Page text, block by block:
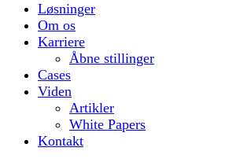
Løsninger
Om os
Karriere
Åbne stillinger
Cases
Viden
Artikler
White Papers
Kontakt